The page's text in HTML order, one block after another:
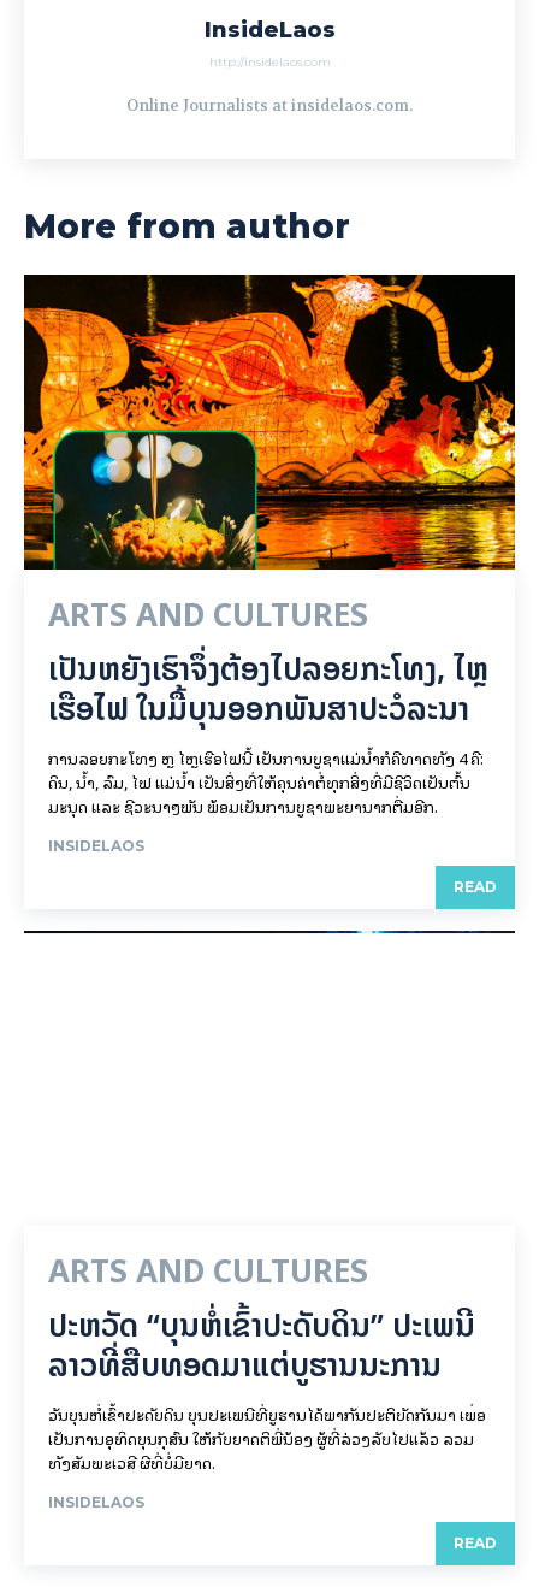
InsideLaos
http://insidelaos.com
Online Journalists at insidelaos.com.
More from author
ARTS AND CULTURES
ເປັນ​ຫຍັງ​ເຮົາ​ຈຶ່ງ​ຕ້ອງ​ໄປລອຍ​ກະ​ໂທງ, ໄຫຼ​
ເຮືອ​ໄຟ ໃນ​ມື້​​ບຸນ​ອອກ​ພັນ​ສາ​ປະ​ວໍ​ລະ​ນາ
ການລອຍ​ກະ​ໂທງ ຫຼື ໄຫຼເຮືອໄຟນີ້ ເປັນການບູຊາແມ່ນໍ້າກໍຄືທາດທັງ 4 ຄື:
ດິນ, ນໍ້າ, ລົມ, ໄຟ ແມ່ນໍ້າ ເປັນສິ່ງທີ່ໃຫ້ຄຸນຄ່າຕໍ່ທຸກສິ່ງທີ່ມີຊີວິດເປັນຕົ້ນ
ມະນຸດ ແລະ ຊີວະນາໆພັນ ພ້ອມເປັນການບູຊາພະຍານາກຕື່ມອີກ.
INSIDELAOS
READ
ARTS AND CULTURES
ປະຫວັດ “ບຸນຫໍ່ເຂົ້າປະດັບດິນ” ປະເພນີ
ລາວທີ່ສືບທອດມາແຕ່ບູຮານນະການ
ວັນບຸນຫໍ່ເຂົ້າປະດັບດິນ ບຸນປະເພນີທີ່ບູຮານໄດ້ພາກັນປະຕິບັດກັນມາ ເພື່ອ
ເປັນການອຸທິດບຸນກຸສົນ ໃຫ້ກັບຍາດຕິພີ່ນ້ອງ ຜູ້ທີ່ລ່ວງລັບໄປແລ້ວ ລວມ
ທັງສັມພະເວສີ ຜີທີ່ບໍ່ມີຍາດ.
INSIDELAOS
READ